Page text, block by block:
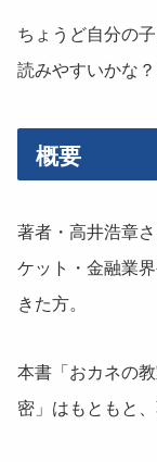
ちょうど自分の
読みやすいかな
概要
著者・高井浩章
ケット・金融業
きた方。
本書「おカネの
密」はもともと